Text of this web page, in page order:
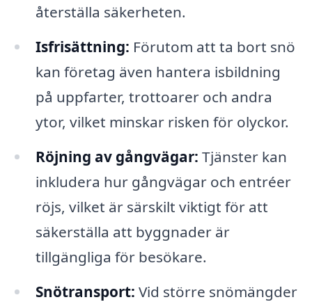
återställa säkerheten.
Isfrisättning: Förutom att ta bort snö
kan företag även hantera isbildning
på uppfarter, trottoarer och andra
ytor, vilket minskar risken för olyckor.
Röjning av gångvägar: Tjänster kan
inkludera hur gångvägar och entréer
röjs, vilket är särskilt viktigt för att
säkerställa att byggnader är
tillgängliga för besökare.
Snötransport: Vid större snömängder